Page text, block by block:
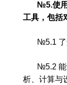
№5.使
工具，包括
№5.1
№5.2
析、计算与